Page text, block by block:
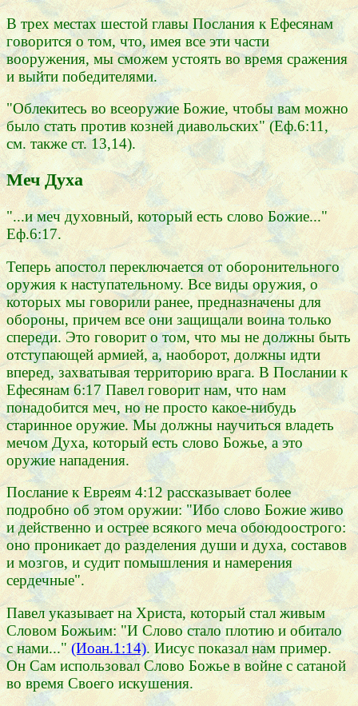
В трех местах шестой главы Послания к Ефесянам
говорится о том, что, имея все эти части
вооружения, мы сможем устоять во время сражения
и выйти победителями.
"Облекитесь во всеоружие Божие, чтобы вам можно
было стать против козней диавольских" (Еф.6:11,
см. также ст. 13,14).
Меч Духа
"...и меч духовный, который есть слово Божие..."
Еф.6:17.
Теперь апостол переключается от оборонительного
оружия к наступательному. Все виды оружия, о
которых мы говорили ранее, предназначены для
обороны, причем все они защищали воина только
спереди. Это говорит о том, что мы не должны быть
отступающей армией, а, наоборот, должны идти
вперед, захватывая территорию врага. В Послании к
Ефесянам 6:17 Павел говорит нам, что нам
понадобится меч, но не просто какое-нибудь
старинное оружие. Мы должны научиться владеть
мечом Духа, который есть слово Божье, а это
оружие нападения.
Послание к Евреям 4:12 рассказывает более
подробно об этом оружии: "Ибо слово Божие живо
и действенно и острее всякого меча обоюдоострого:
оно проникает до разделения души и духа, составов
и мозгов, и судит помышления и намерения
сердечные".
Павел указывает на Христа, который стал живым
Словом Божьим: "И Слово стало плотию и обитало
с нами..." (Иоан.1:14). Иисус показал нам пример.
Он Сам использовал Слово Божье в войне с сатаной
во время Своего искушения.